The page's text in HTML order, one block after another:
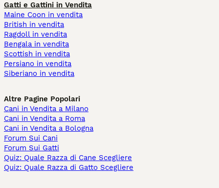
Gatti e Gattini in Vendita
Maine Coon in vendita
British in vendita
Ragdoll in vendita
Bengala in vendita
Scottish in vendita
Persiano in vendita
Siberiano in vendita
Altre Pagine Popolari
Cani in Vendita a Milano
Cani in Vendita a Roma
Cani in Vendita a Bologna
Forum Sui Cani
Forum Sui Gatti
Quiz: Quale Razza di Cane Scegliere
Quiz: Quale Razza di Gatto Scegliere